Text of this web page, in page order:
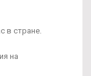
в стране.
на